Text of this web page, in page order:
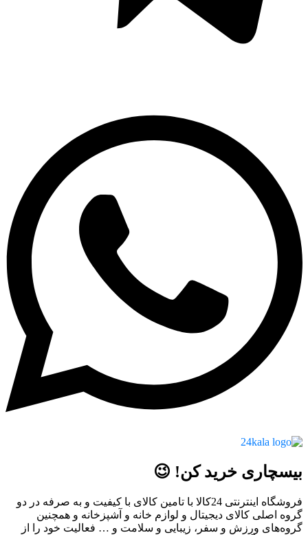
بیسچاری خرید کن! 😉
فروشگاه اینترنتی 24کالا با تامین کالای با کیفیت و به صرفه در دو
گروه اصلی کالای دیجیتال و لوازم خانه و آشپزخانه و همچنین
گروه‌های ورزش و سفر، زیبایی و سلامت و … فعالیت خود را از